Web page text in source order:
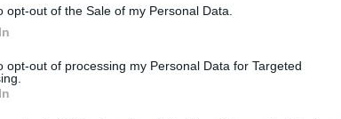
opt-out of the Sale of my Personal Data.
opt-out of processing my Personal Data for Targeted